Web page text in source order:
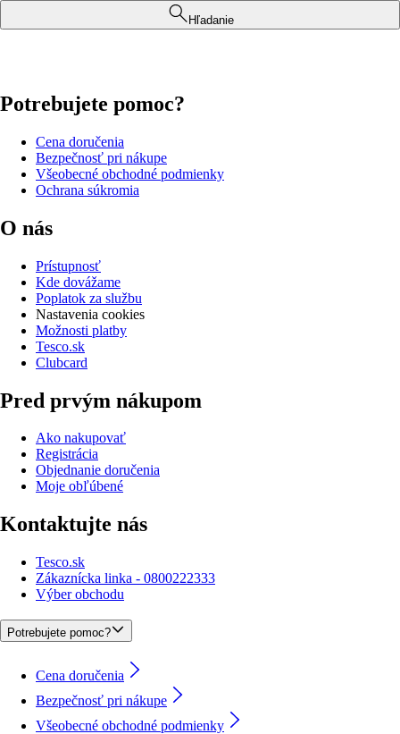
Hľadanie
Potrebujete pomoc?
Cena doručenia
Bezpečnosť pri nákupe
Všeobecné obchodné podmienky
Ochrana súkromia
O nás
Prístupnosť
Kde dovážame
Poplatok za službu
Nastavenia cookies
Možnosti platby
Tesco.sk
Clubcard
Pred prvým nákupom
Ako nakupovať
Registrácia
Objednanie doručenia
Moje obľúbené
Kontaktujte nás
Tesco.sk
Zákaznícka linka - 0800222333
Výber obchodu
Potrebujete pomoc?
Cena doručenia
Bezpečnosť pri nákupe
Všeobecné obchodné podmienky